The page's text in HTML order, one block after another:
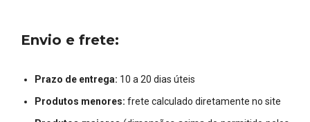
Envio e frete:
Prazo de entrega: 10 a 20 dias úteis
Produtos menores: frete calculado diretamente no site